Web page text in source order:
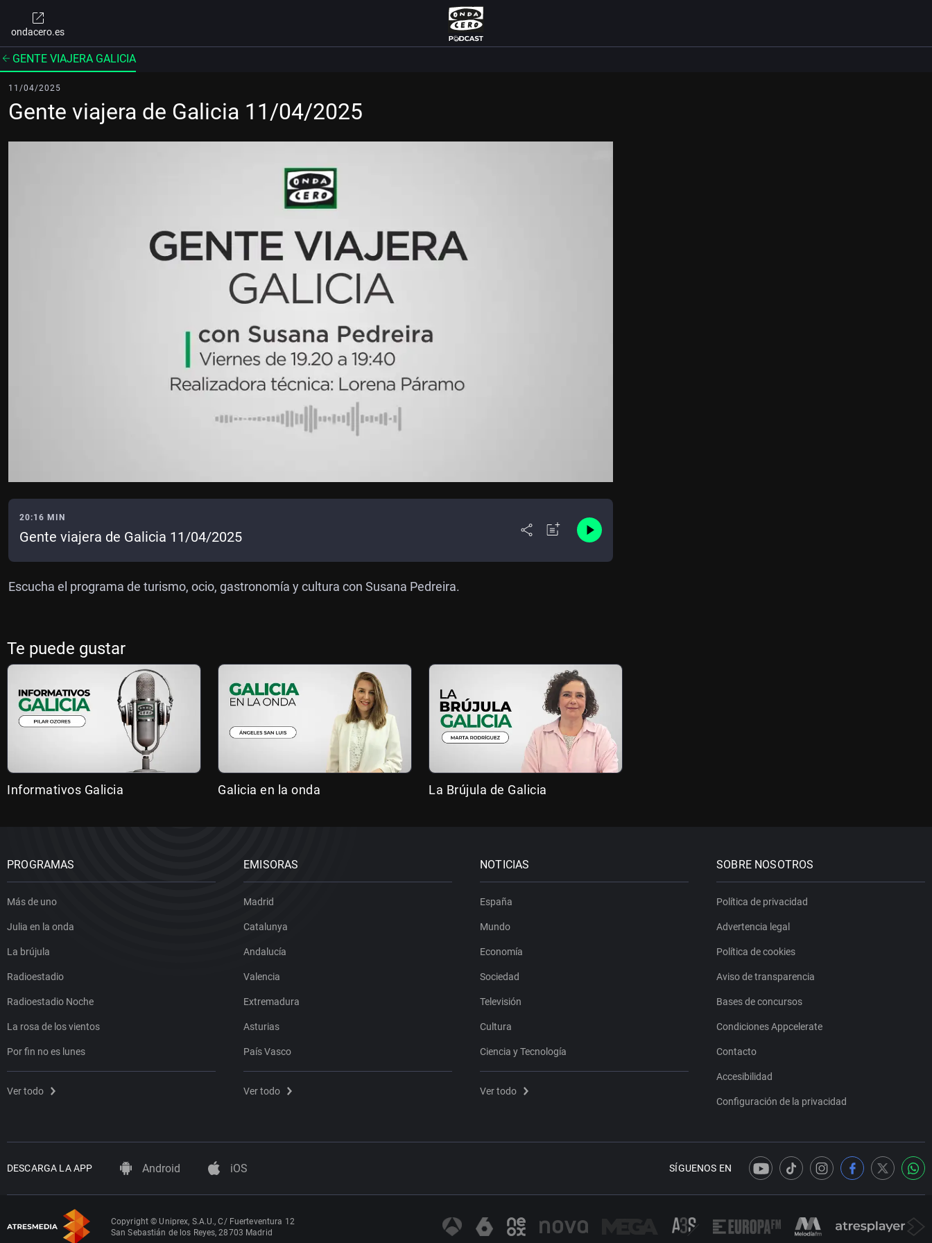
ondacero.es
GENTE VIAJERA GALICIA
11/04/2025
Gente viajera de Galicia 11/04/2025
20:16 MIN
Gente viajera de Galicia 11/04/2025
Escucha el programa de turismo, ocio, gastronomía y cultura con Susana Pedreira.
Te puede gustar
Informativos Galicia Galicia en la onda La Brújula de Galicia
PROGRAMAS
Más de uno
Julia en la onda
La brújula
Radioestadio
Radioestadio Noche
La rosa de los vientos
Por fin no es lunes
Ver todo
EMISORAS
Madrid
Catalunya
Andalucía
Valencia
Extremadura
Asturias
País Vasco
Ver todo
NOTICIAS
España
Mundo
Economía
Sociedad
Televisión
Cultura
Ciencia y Tecnología
Ver todo
SOBRE NOSOTROS
Política de privacidad
Advertencia legal
Política de cookies
Aviso de transparencia
Bases de concursos
Condiciones Appcelerate
Contacto
Accesibilidad
Configuración de la privacidad
DESCARGA LA APP Android iOS SÍGUENOS EN
Copyright © Uniprex, S.A.U., C/ Fuerteventura 12
San Sebastián de los Reyes, 28703 Madrid